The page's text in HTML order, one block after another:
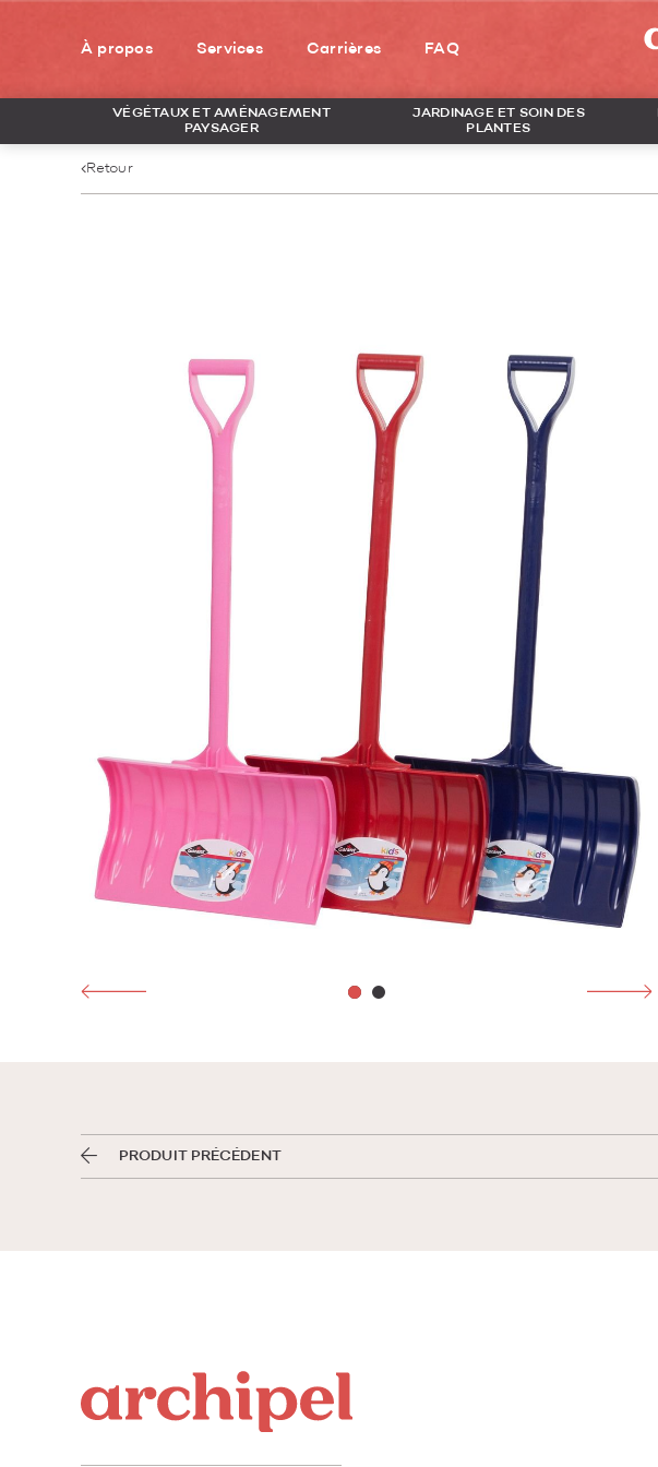
À propos Services Carrières FAQ
VÉGÉTAUX ET AMÉNAGEMENT
PAYSAGER
JARDINAGE ET SOIN DES
PLANTES
Retour
PRODUIT PRÉCÉDENT